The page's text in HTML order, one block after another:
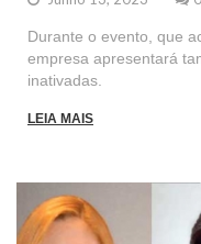
Durante o evento, que
empresa apresentará
inativadas.
LEIA MAIS